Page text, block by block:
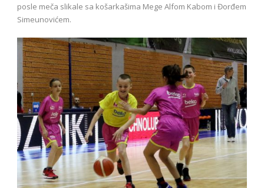
posle meča slikale sa košarkašima Mege Alfom Kabom i Đorđem
Simeunovićem.